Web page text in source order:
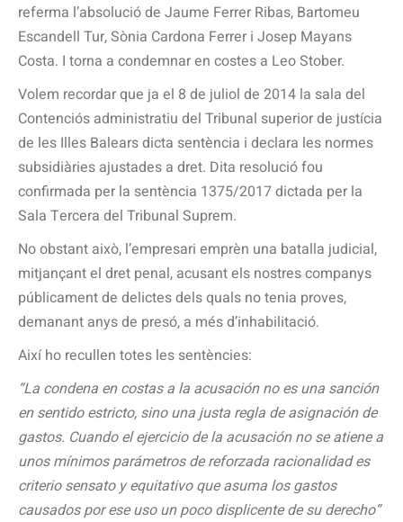
referma l’absolució de Jaume Ferrer Ribas, Bartomeu
Escandell Tur, Sònia Cardona Ferrer i Josep Mayans
Costa. I torna a condemnar en costes a Leo Stober.
Volem recordar que ja el 8 de juliol de 2014 la sala del
Contenciós administratiu del Tribunal superior de justícia
de les Illes Balears dicta sentència i declara les normes
subsidiàries ajustades a dret. Dita resolució fou
confirmada per la sentència 1375/2017 dictada per la
Sala Tercera del Tribunal Suprem.
No obstant això, l’empresari emprèn una batalla judicial,
mitjançant el dret penal, acusant els nostres companys
públicament de delictes dels quals no tenia proves,
demanant anys de presó, a més d’inhabilitació.
Així ho recullen totes les sentències:
“La condena en costas a la acusación no es una sanción
en sentido estricto, sino una justa regla de asignación de
gastos. Cuando el ejercicio de la acusación no se atiene a
unos mínimos parámetros de reforzada racionalidad es
criterio sensato y equitativo que asuma los gastos
causados por ese uso un poco displicente de su derecho”